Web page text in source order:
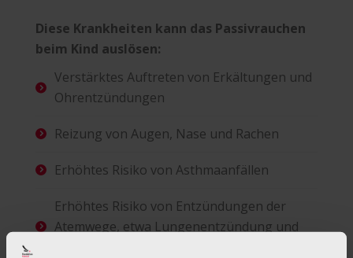
Diese Krankheiten kann das Passivrauchen
beim Kind auslösen:
Verstärktes Auftreten von Erkältungen und
Ohrentzündungen
Reizung von Augen, Nase und Rachen
Erhöhtes Risiko von Asthmaanfällen
Erhöhtes Risiko von Entzündungen der
Atemwege, etwa Lungenentzündung und